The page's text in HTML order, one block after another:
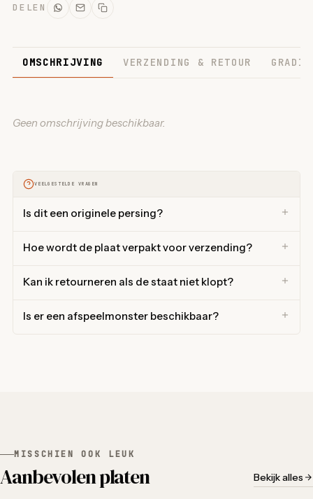
DELEN
OMSCHRIJVING VERZENDING & RETOUR
Geen omschrijving beschikbaar.
VEELGESTELDE VRAGEN
Is dit een originele persing?
Hoe wordt de plaat verpakt voor verzending?
Kan ik retourneren als de staat niet klopt?
Is er een afspeelmonster beschikbaar?
MISSCHIEN OOK LEUK
Aanbevolen platen Bekijk alles